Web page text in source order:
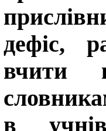
дефіс,
вчити
в